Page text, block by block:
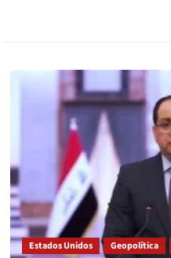
Estados Unidos Geopolítica